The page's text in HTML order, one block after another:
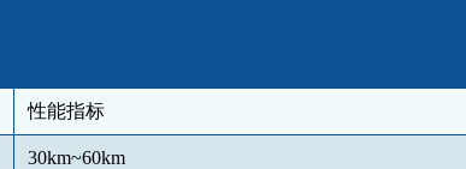
性能指标
30km~60km